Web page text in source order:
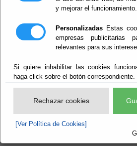
y mejorar el funcionamiento.
Personalizadas Estas
empresas publicitarias
relevantes para sus
Si quiere inhabilitar las cookies
haga click sobre el botón correspondiente.
Rechazar cookies
[Ver Política de Cookies]
Declaración intereses
Agenda